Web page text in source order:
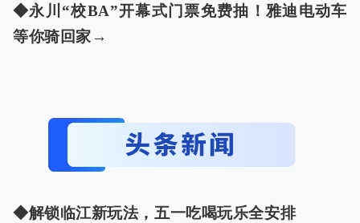
◆永川“校BA”开幕式门票免费抽！雅迪电动车
等你骑回家→
◆解锁临江新玩法，五一吃喝玩乐全安排